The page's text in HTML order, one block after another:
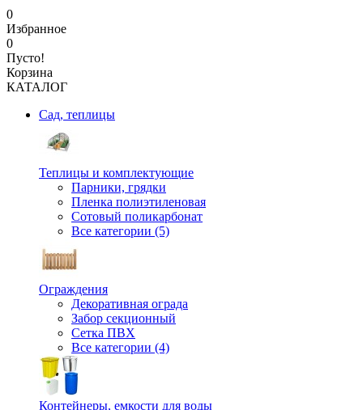
0
Избранное
0
Пусто!
Корзина
КАТАЛОГ
Сад, теплицы
Теплицы и комплектующие
Парники, грядки
Пленка полиэтиленовая
Сотовый поликарбонат
Все категории (5)
Ограждения
Декоративная ограда
Забор секционный
Сетка ПВХ
Все категории (4)
Контейнеры, емкости для воды